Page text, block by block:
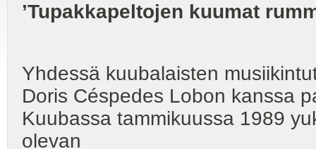
’Tupakkapeltojen kuumat
Yhdessä kuubalaisten
Doris Céspedes Lobon kanssa
Kuubassa tammikuussa 1989
olevan